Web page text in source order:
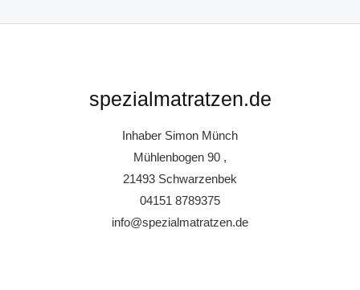
spezialmatratzen.de
Inhaber Simon Münch
Mühlenbogen 90 ,
21493 Schwarzenbek
04151 8789375
info@spezialmatratzen.de